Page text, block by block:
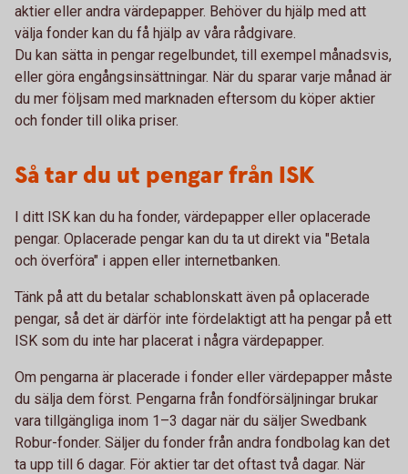
aktier eller andra värdepapper. Behöver du hjälp med att
välja fonder kan du få hjälp av våra rådgivare.
Du kan sätta in pengar regelbundet, till exempel månadsvis,
eller göra engångsinsättningar. När du sparar varje månad är
du mer följsam med marknaden eftersom du köper aktier
och fonder till olika priser.
Så tar du ut pengar från ISK
I ditt ISK kan du ha fonder, värdepapper eller oplacerade
pengar. Oplacerade pengar kan du ta ut direkt via "Betala
och överföra" i appen eller internetbanken.
Tänk på att du betalar schablonskatt även på oplacerade
pengar, så det är därför inte fördelaktigt att ha pengar på ett
ISK som du inte har placerat i några värdepapper.
Om pengarna är placerade i fonder eller värdepapper måste
du sälja dem först. Pengarna från fondförsäljningar brukar
vara tillgängliga inom 1–3 dagar när du säljer Swedbank
Robur-fonder. Säljer du fonder från andra fondbolag kan det
ta upp till 6 dagar. För aktier tar det oftast två dagar. När